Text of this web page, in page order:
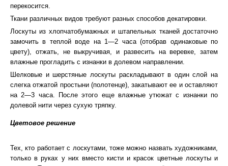
перекосится.
Ткани различных видов требуют разных способов декатировки.
Лоскуты из хлопчатобумажных и штапельных тканей достаточно
замочить в теплой воде на 1—2 часа (отобрав одинаковые по
цвету), отжать, не выкручивая, и развесить на веревке, затем
влажные прогладить с изнанки в долевом направлении.
Шелковые и шерстяные лоскуты раскладывают в один слой на
слегка отжатой простыни (полотенце), закатывают ее и оставляют
на 2—3 часа. После этого еще влажные утюжат с изнанки по
долевой нити через сухую тряпку.
Цветовое решение
Тех, кто работает с лоскутами, тоже можно назвать художниками,
только в руках у них вместо кисти и красок цветные лоскуты и